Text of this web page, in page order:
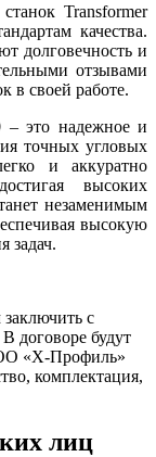
Transformer
качества.
долговечность и
отзывами
в своей работе.
– это надежное и
точных угловых
и аккуратно
высоких
незаменимым
высокую
задач.
с
договоре будут
«Х-Профиль»
комплектация,
лиц